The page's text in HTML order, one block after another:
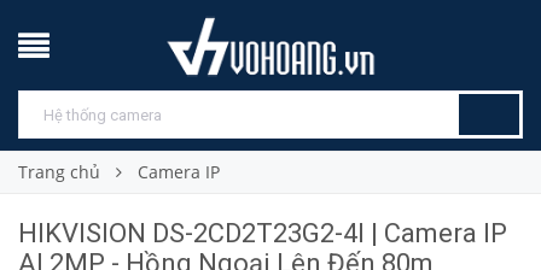
Trang chủ Camera IP
HIKVISION DS-2CD2T23G2-4I | Camera IP
AI 2MP - Hồng Ngoại Lên Đến 80m